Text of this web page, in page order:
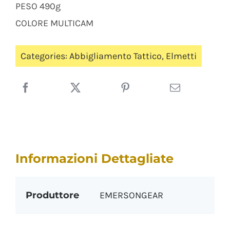
PESO 490g
COLORE MULTICAM
Categories: Abbigliamento Tattico, Elmetti
Informazioni Dettagliate
Produttore EMERSONGEAR